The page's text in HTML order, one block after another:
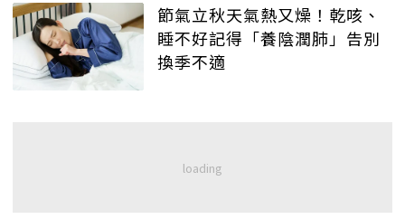
節氣立秋天氣熱又燥！乾咳、
睡不好記得「養陰潤肺」告別
換季不適